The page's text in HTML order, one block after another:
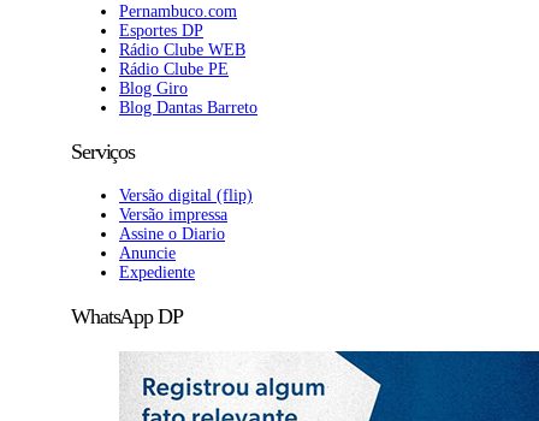
Pernambuco.com
Esportes DP
Rádio Clube WEB
Rádio Clube PE
Blog Giro
Blog Dantas Barreto
Serviços
Versão digital (flip)
Versão impressa
Assine o Diario
Anuncie
Expediente
WhatsApp DP